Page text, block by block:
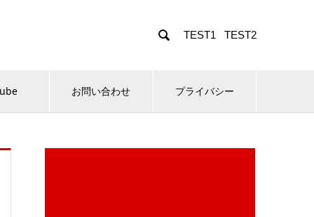
 TEST1 TEST2
お問い合わせ プライバシー